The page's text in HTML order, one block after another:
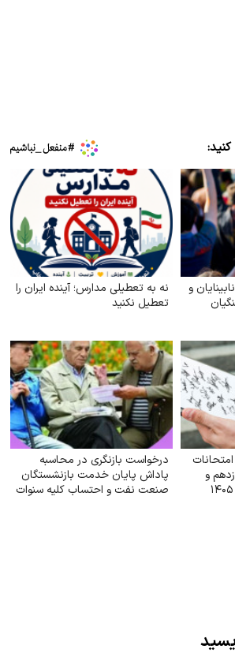
و
نه به تعطیلی مدارس؛ آینده ایران را
تعطیل نکنید
و
درخواست بازنگری در محاسبه
پاداش پایان خدمت بازنشستگان
صنعت نفت و احتساب کلیه سنوات